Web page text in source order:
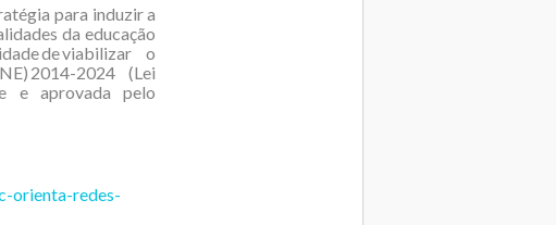
para induzir a
da educação
de viabilizar o
2014-2024 (Lei
e aprovada pelo
orienta-redes-